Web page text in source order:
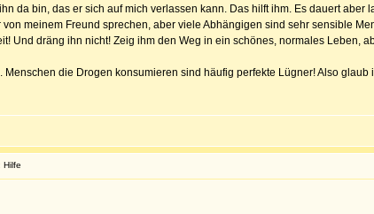
da bin, das er sich auf mich verlassen kann. Das hilft ihm. Es dauert
meinem Freund sprechen, aber viele Abhängigen sind sehr sensible
Und dräng ihn nicht! Zeig ihm den Weg in ein schönes, normales Leben,
Menschen die Drogen konsumieren sind häufig perfekte Lügner! Also